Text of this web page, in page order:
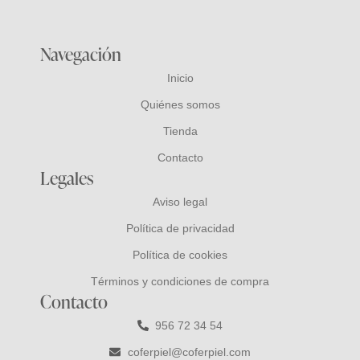
Navegación
Inicio
Quiénes somos
Tienda
Contacto
Legales
Aviso legal
Política de privacidad
Política de cookies
Términos y condiciones de compra
Contacto
956 72 34 54
coferpiel@coferpiel.com